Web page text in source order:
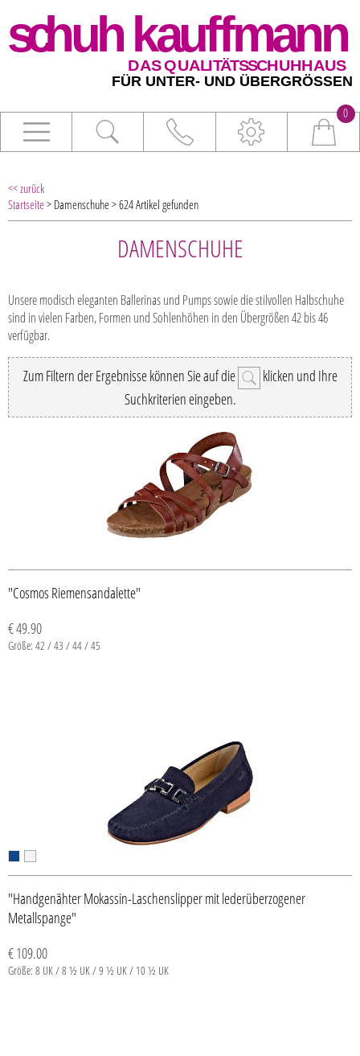
0
<< zurück
Startseite> Damenschuhe > 624 Artikel gefunden
DAMENSCHUHE
Unsere modisch eleganten Ballerinas und Pumps sowie die stilvollen Halbschuhe
sind in vielen Farben, Formen und Sohlenhöhen in den Übergrößen 42 bis 46
verfügbar.
Zum Filtern der Ergebnisse können Sie auf die
klicken und Ihre
Suchkriterien eingeben.
"Cosmos Riemensandalette"
€ 49.90
Größe: 42 / 43 / 44 / 45
"Handgenähter Mokassin-Laschenslipper mit lederüberzogener
Metallspange"
€ 109.00
Größe: 8 UK / 8 ½ UK / 9 ½ UK / 10 ½ UK